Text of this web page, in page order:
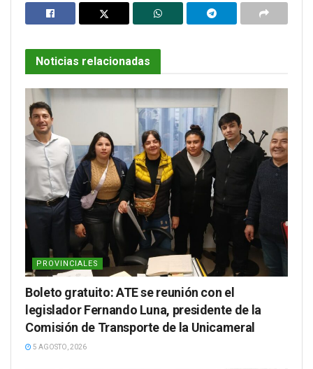
Noticias relacionadas
PROVINCIALES
Boleto gratuito: ATE se reunión con el
legislador Fernando Luna, presidente de la
Comisión de Transporte de la Unicameral
5 AGOSTO, 2026